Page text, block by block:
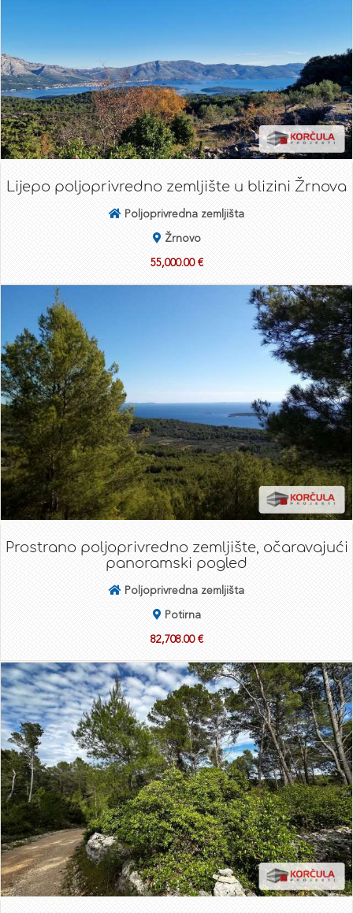
Lijepo poljoprivredno zemljište u blizini Žrnova
Poljoprivredna zemljišta
Žrnovo
55,000.00 €
Prostrano poljoprivredno zemljište, očaravajući
panoramski pogled
Poljoprivredna zemljišta
Potirna
82,708.00 €